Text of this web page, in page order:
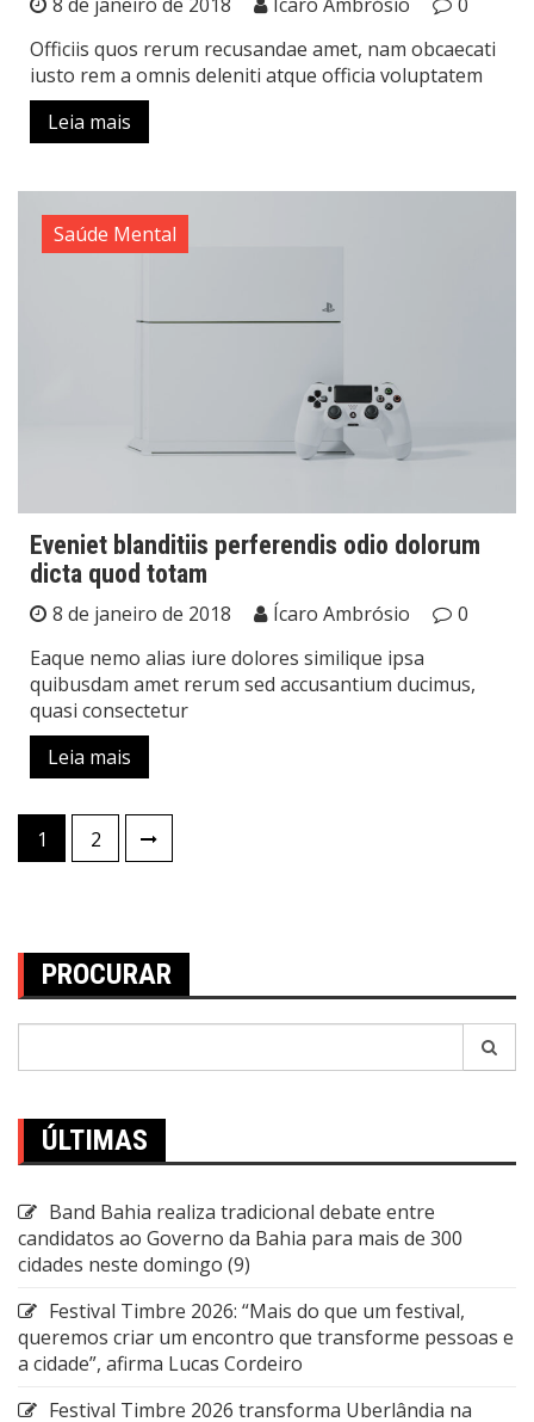
Officiis quos rerum recusandae amet, nam obcaecati
iusto rem a omnis deleniti atque officia voluptatem
Leia mais
Saúde Mental
Eveniet blanditiis perferendis odio dolorum
dicta quod totam
8 de janeiro de 2018 Ícaro Ambrósio
0
Eaque nemo alias iure dolores similique ipsa
quibusdam amet rerum sed accusantium ducimus,
quasi consectetur
Leia mais
Paginação
de
1 2
PROCURAR
ÚLTIMAS
Band Bahia realiza tradicional debate entre
candidatos ao Governo da Bahia para mais de 300
cidades neste domingo (9)
Festival Timbre 2026: “Mais do que um festival,
queremos criar um encontro que transforme pessoas e
a cidade”, afirma Lucas Cordeiro
Festival Timbre 2026 transforma Uberlândia na